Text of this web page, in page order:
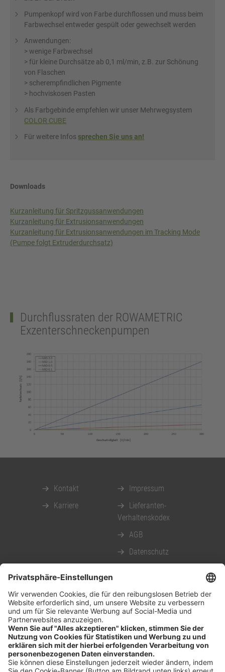
Pumpenkopf wird von Farbe durchflossen und muss beim
Farbwechsel entweder gespült oder gewechselt werden
Anwendungen:
> wenige Farbwechsel
> für kleine Durchsätze ab 0,1 ml/min, z.B. zur Schönung
von Flaschen
> scherempfindlichen Pigmente
> hochviskosen Pasten
Als Farbgebinde empfehlen wir unser Mehrwegsystem
COLOR CUBE
Für weitere Infos sprechen Sie uns an!
Downloads
Kurzanleitung für Spritzgussanwendungen
Kurzanleitung für Extrusionsanwendungen
Kurzanleitung für Extrusionsanwendungen im Tracking Mode
(Pumpe folgt Extruderdurchsatz)
Durchflussraten der ROWAMETRIC
Exzenterschneckenpumpen
Kontakt
Karriere
Impressum
Lieferanten-
Verhaltenskodex
AGB
Datenschutz
ROWASOL GmbH
Siemensstraße 1-3
25421 Pinneberg